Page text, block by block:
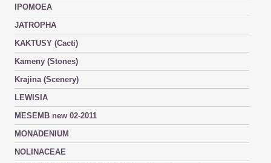
IPOMOEA
JATROPHA
KAKTUSY (Cacti)
Kameny (Stones)
Krajina (Scenery)
LEWISIA
MESEMB new 02-2011
MONADENIUM
NOLINACEAE